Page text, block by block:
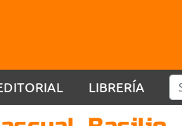
LIBRERÍA